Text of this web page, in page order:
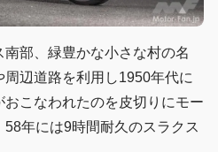
部、緑豊かな小さな村の名
辺道路を利用し1950年代に
こなわれたのを皮切りにモー
年には9時間耐久のスラクス